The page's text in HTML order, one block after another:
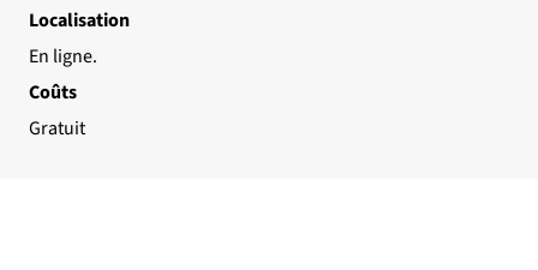
Localisation
En ligne.
Coûts
Gratuit